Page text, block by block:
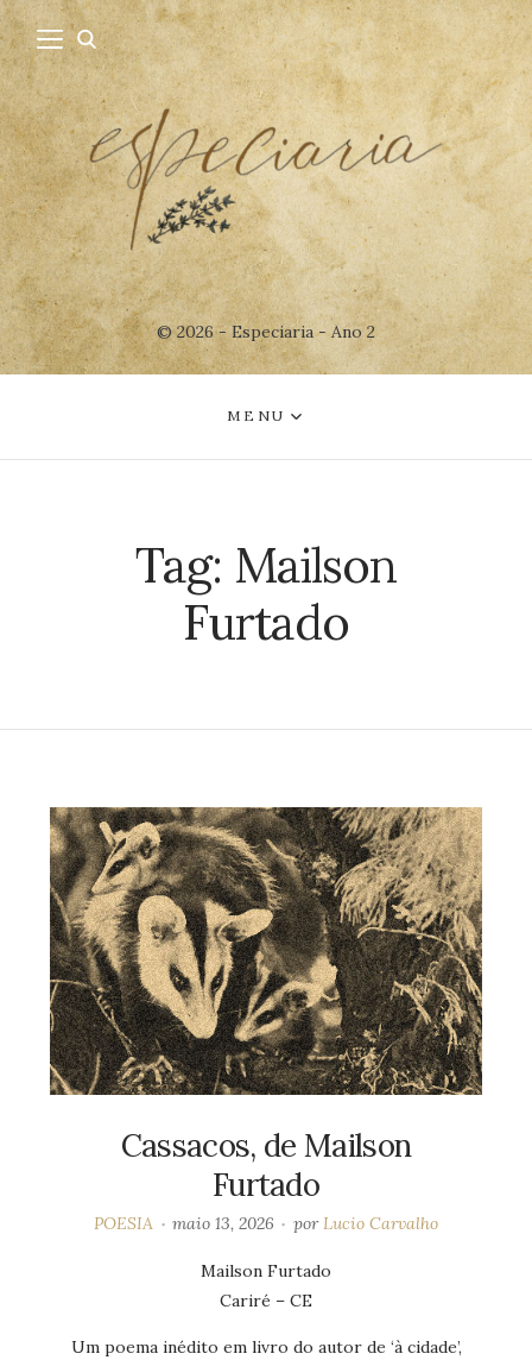
© 2026 - Especiaria - Ano 2
MENU
Tag: Mailson
Furtado
Cassacos, de Mailson
Furtado
POESIA maio 13, 2026 por Lucio Carvalho
Mailson Furtado
Cariré – CE
Um poema inédito em livro do autor de ‘à cidade’,